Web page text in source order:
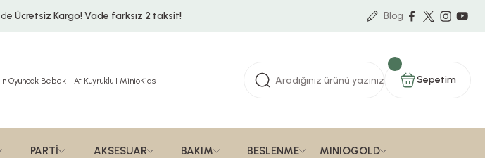
Ücretsiz Kargo!Vade farksız 2 taksit! Blog
Sepetim
PARTİ AKSESUAR BAKIM BESLENME MINIOGOLD